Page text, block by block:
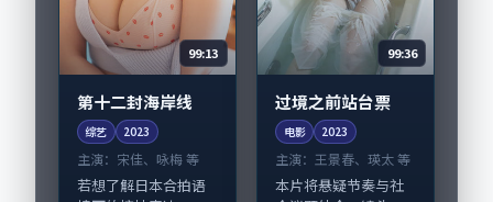
99:13
第十二封海岸线
综艺 2023
主演： 宋佳、咏梅 等
若想了解日本合拍语
99:36
过境之前站台票
电影 2023
主演： 王景春、瑛太 等
本片将悬疑节奏与社